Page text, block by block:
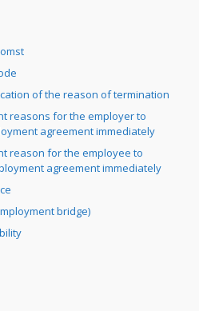
of the reason of termination
reasons for the employer to
agreement immediately
reason for the employee to
agreement immediately
bridge)